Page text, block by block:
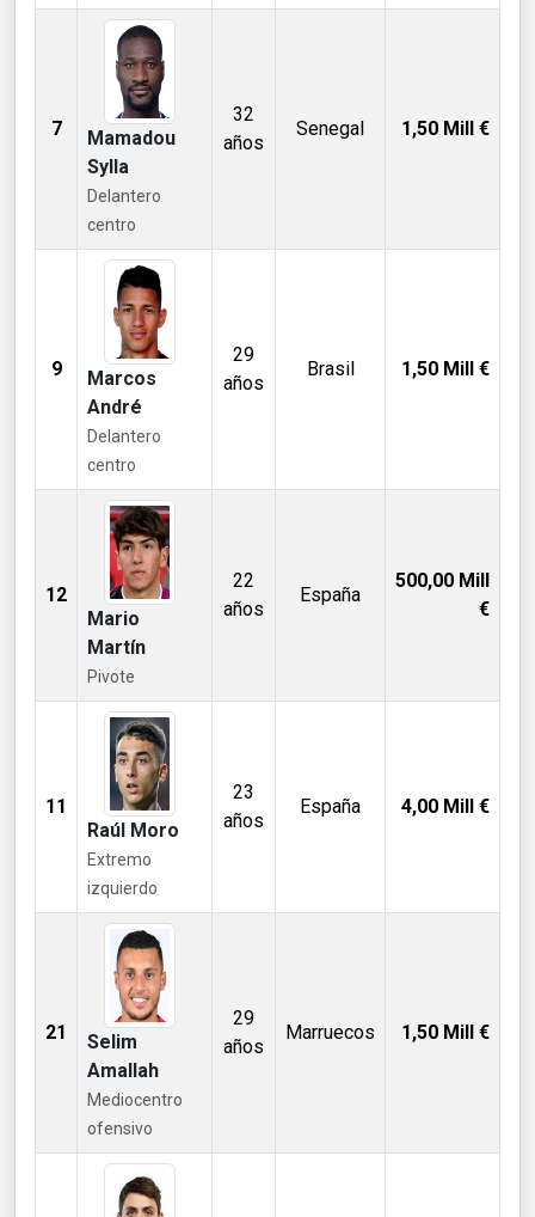
7
Mamadou
Sylla
Delantero
centro
32
años
Senegal 1,50 Mill €
9
Marcos
André
Delantero
centro
29
años
Brasil 1,50 Mill €
12
Mario
Martín
Pivote
22
años
España
500,00 Mill
€
11
Raúl Moro
Extremo
izquierdo
23
años
España 4,00 Mill €
21
Selim
Amallah
Mediocentro
ofensivo
29
años
Marruecos 1,50 Mill €